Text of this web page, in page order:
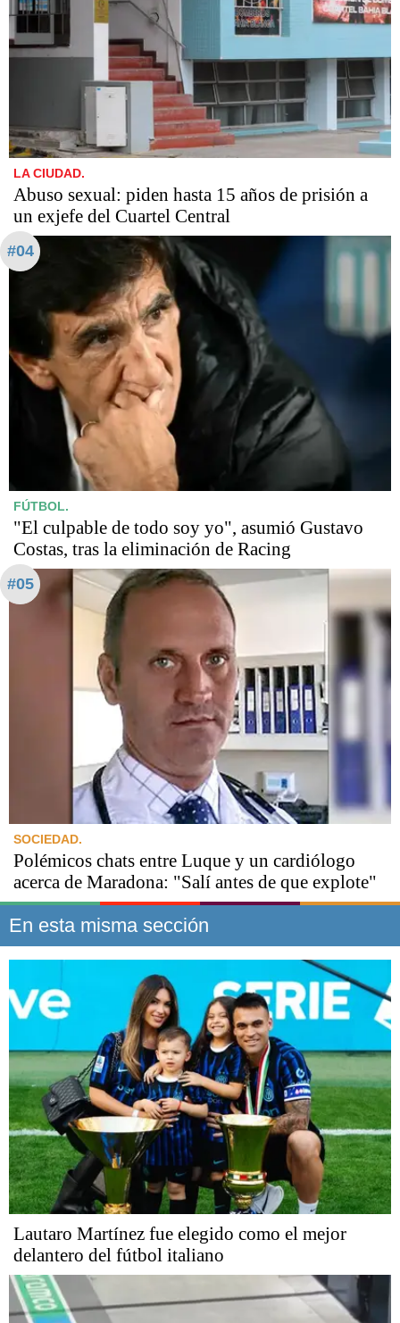
LA CIUDAD.
Abuso sexual: piden hasta 15 años de prisión a
un exjefe del Cuartel Central
#04
FÚTBOL.
"El culpable de todo soy yo", asumió Gustavo
Costas, tras la eliminación de Racing
#05
SOCIEDAD.
Polémicos chats entre Luque y un cardiólogo
acerca de Maradona: "Salí antes de que explote"
En esta misma sección
Lautaro Martínez fue elegido como el mejor
delantero del fútbol italiano